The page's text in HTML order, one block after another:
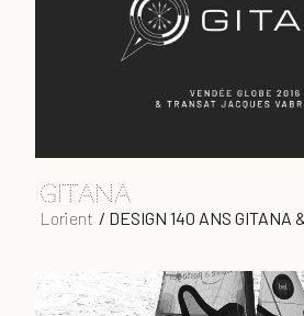
gitana
Lorient / DESIGN 140 ANS GITANA